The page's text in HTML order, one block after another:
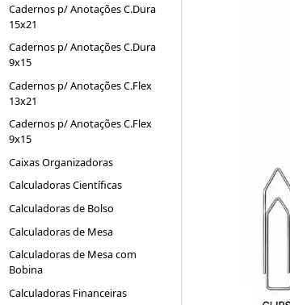
Cadernos p/ Anotações C.Dura
15x21
Cadernos p/ Anotações C.Dura
9x15
Cadernos p/ Anotações C.Flex
13x21
Cadernos p/ Anotações C.Flex
9x15
Caixas Organizadoras
Calculadoras Científicas
Calculadoras de Bolso
Calculadoras de Mesa
Calculadoras de Mesa com
Bobina
Calculadoras Financeiras